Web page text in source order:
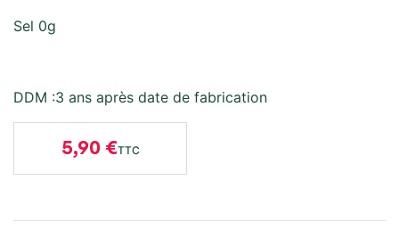
Sel 0g
DDM :3 ans après date de fabrication
5,90 €TTC